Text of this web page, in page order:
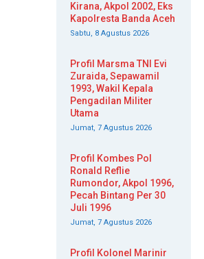
Kirana, Akpol 2002, Eks
Kapolresta Banda Aceh
Sabtu, 8 Agustus 2026
Profil Marsma TNI Evi
Zuraida, Sepawamil
1993, Wakil Kepala
Pengadilan Militer
Utama
Jumat, 7 Agustus 2026
Profil Kombes Pol
Ronald Reflie
Rumondor, Akpol 1996,
Pecah Bintang Per 30
Juli 1996
Jumat, 7 Agustus 2026
Profil Kolonel Marinir